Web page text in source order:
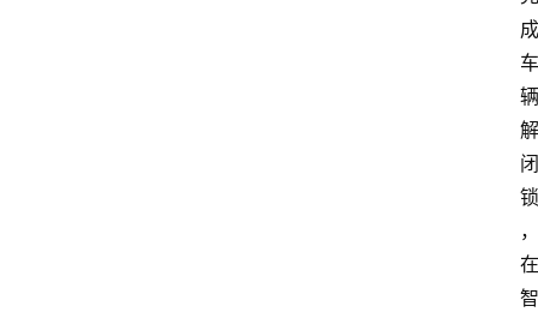
成
车
辆
解
闭
锁
，
在
智